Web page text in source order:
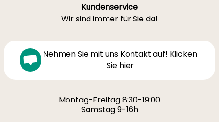
Kundenservice
Wir sind immer für Sie da!
Nehmen Sie mit uns Kontakt auf! Klicken
Sie hier
Montag-Freitag 8:30-19:00
Samstag 9-16h